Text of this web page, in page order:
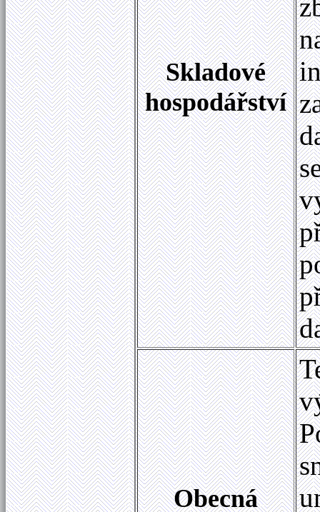
Skladové
hospodářství
Obecná